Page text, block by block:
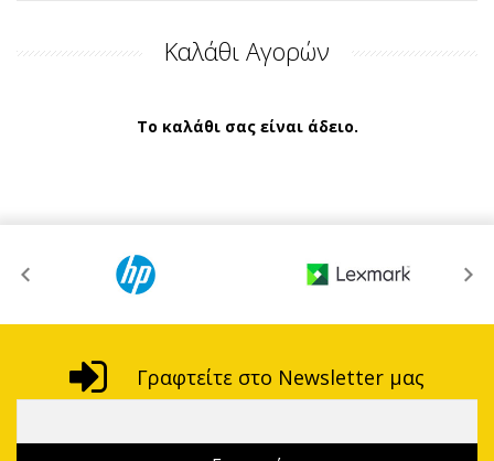
Καλάθι Αγορών
Το καλάθι σας είναι άδειο.
Γραφτείτε στο Newsletter μας